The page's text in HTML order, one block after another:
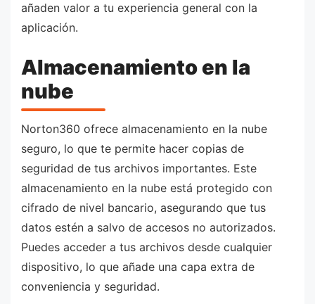
añaden valor a tu experiencia general con la
aplicación.
Almacenamiento en la
nube
Norton360 ofrece almacenamiento en la nube
seguro, lo que te permite hacer copias de
seguridad de tus archivos importantes. Este
almacenamiento en la nube está protegido con
cifrado de nivel bancario, asegurando que tus
datos estén a salvo de accesos no autorizados.
Puedes acceder a tus archivos desde cualquier
dispositivo, lo que añade una capa extra de
conveniencia y seguridad.